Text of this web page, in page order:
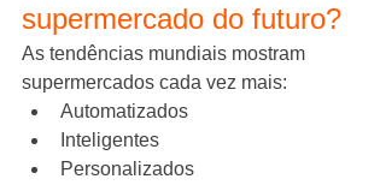
supermercado do futuro?
As tendências mundiais mostram
supermercados cada vez mais:
Automatizados
Inteligentes
Personalizados